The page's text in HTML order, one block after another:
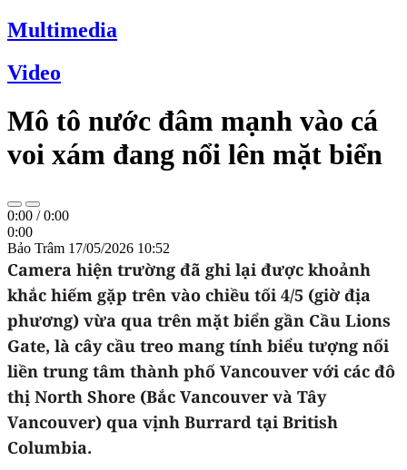
Multimedia
Video
Mô tô nước đâm mạnh vào cá
voi xám đang nổi lên mặt biển
0:00 /0:00
0:00
Bảo Trâm 17/05/2026 10:52
Camera hiện trường đã ghi lại được khoảnh
khắc hiếm gặp trên vào chiều tối 4/5 (giờ địa
phương) vừa qua trên mặt biển gần Cầu Lions
Gate, là cây cầu treo mang tính biểu tượng nối
liền trung tâm thành phố Vancouver với các đô
thị North Shore (Bắc Vancouver và Tây
Vancouver) qua vịnh Burrard tại British
Columbia.